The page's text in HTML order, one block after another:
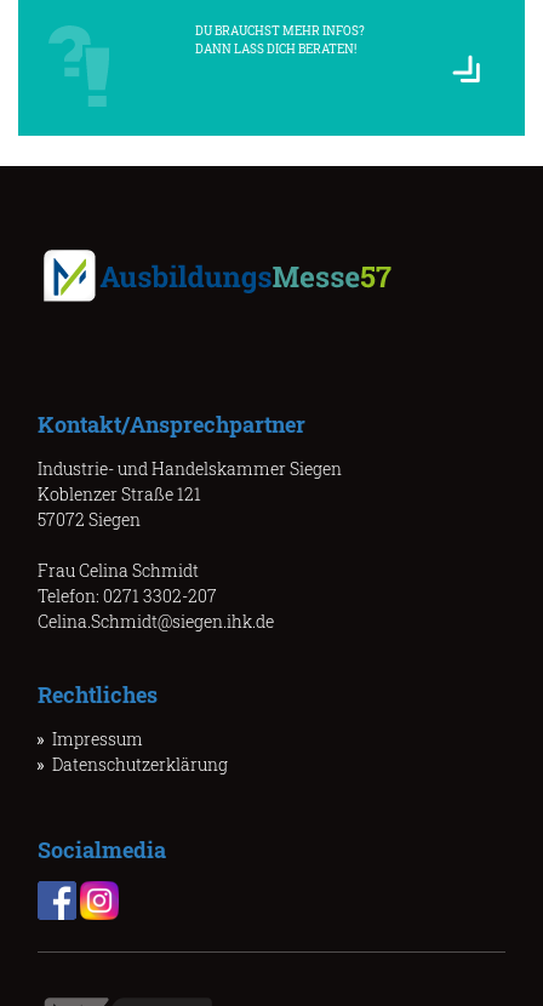
DU BRAUCHST MEHR INFOS?
DANN LASS DICH BERATEN!
Kontakt/Ansprechpartner
Industrie- und Handelskammer Siegen
Koblenzer Straße 121
57072 Siegen
Frau Celina Schmidt
Telefon: 0271 3302-207
Celina.Schmidt@siegen.ihk.de
Rechtliches
Impressum
Datenschutzerklärung
Socialmedia